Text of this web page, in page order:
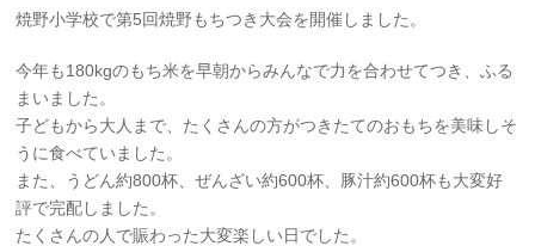
焼野小学校で第5回焼野もちつき大会を開催しました。
今年も180kgのもち米を早朝からみんなで力を合わせてつき、ふる
まいました。
子どもから大人まで、たくさんの方がつきたてのおもちを美味しそ
うに食べていました。
また、うどん約800杯、ぜんざい約600杯、豚汁約600杯も大変好
評で完配しました。
たくさんの人で賑わった大変楽しい日でした。